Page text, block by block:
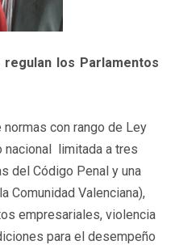
los Parlamentos
con rango de Ley
nacional limitada a tres
del Código Penal y una
Comunidad Valenciana),
empresariales, violencia
para el desempeño